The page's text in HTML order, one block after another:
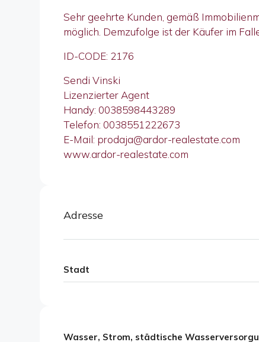
Sehr geehrte Kunden, gemäß
möglich. Demzufolge ist der Käufer im
ID-CODE: 2176
Sendi Vinski
Lizenzierter Agent
Handy: 0038598443289
Telefon: 0038551222673
E-Mail: prodaja@ardor-realestate.com
www.ardor-realestate.com
Adresse
Stadt
Wasser, Strom, städtische